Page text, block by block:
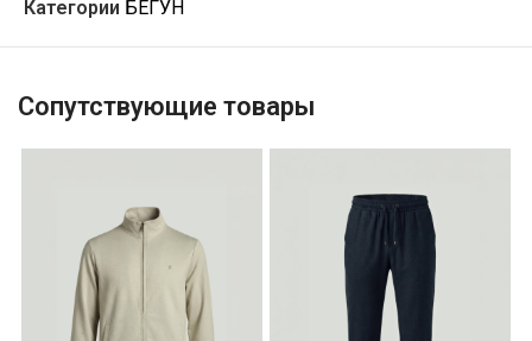
Категории БЕГУН
Сопутствующие товары